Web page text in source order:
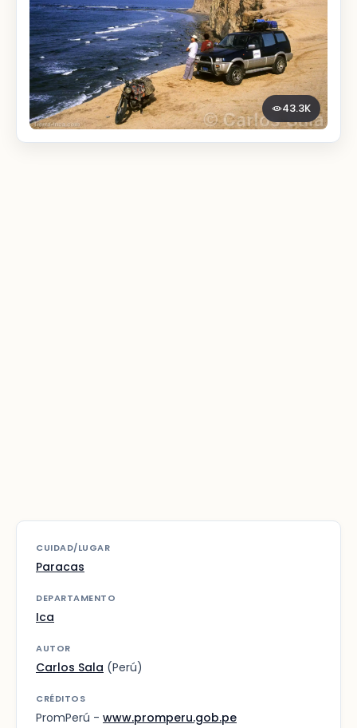
43.3K
CUIDAD/LUGAR
Paracas
DEPARTAMENTO
Ica
AUTOR
Carlos Sala (Perú)
CRÉDITOS
PromPerú - www.promperu.gob.pe